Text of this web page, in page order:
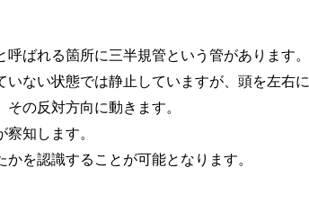
ばれる箇所に三半規管という管があります。
ない状態では静止していますが、頭を左右に
の反対方向に動きます。
知します。
を認識することが可能となります。